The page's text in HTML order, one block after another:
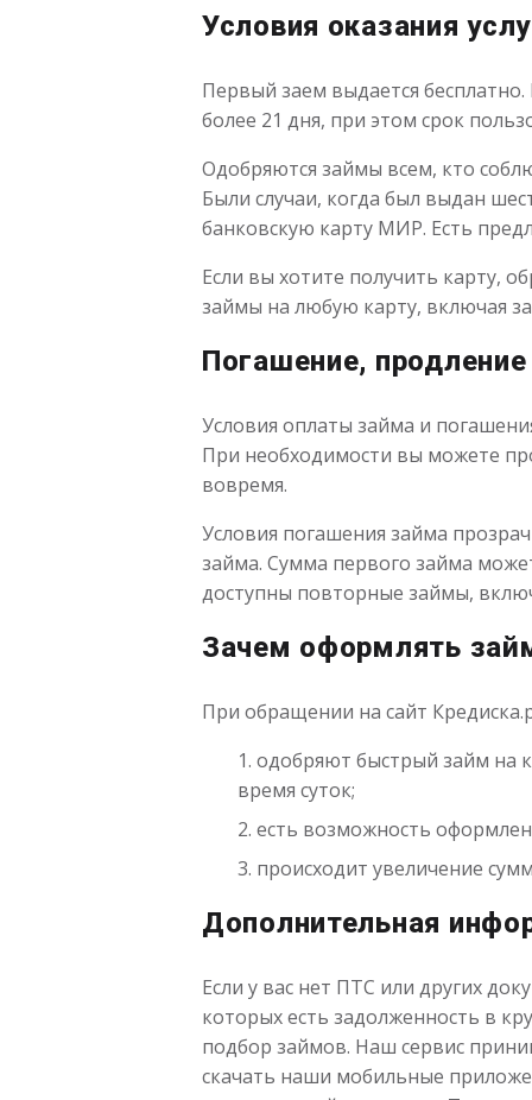
Условия оказания
Первый заем выдается
более 21 дня, при этом срок
Одобряются займы всем, кто
Были случаи, когда был выдан
банковскую карту МИР. Есть
Если вы хотите получить карту,
займы на любую карту, включая
Погашение,
Условия оплаты займа и
При необходимости вы можете
вовремя.
Условия погашения займа
займа. Сумма первого займа
доступны повторные займы,
Зачем оформлять
При обращении на сайт
одобряют быстрый займ на
время суток;
есть возможность
происходит увеличение
Дополнительная
Если у вас нет ПТС или других
которых есть задолженность в
подбор займов. Наш сервис
скачать наши мобильные